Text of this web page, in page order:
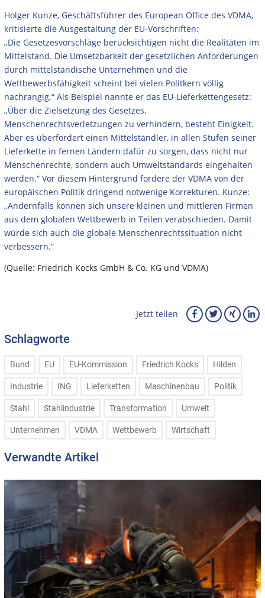
Holger Kunze, Geschäftsführer des European Office des VDMA,
kritisierte die Ausgestaltung der EU-Vorschriften:
„Die Gesetzesvorschläge berücksichtigen nicht die Realitäten im
Mittelstand. Die Umsetzbarkeit der gesetzlichen Anforderungen
durch mittelständische Unternehmen und die
Wettbewerbsfähigkeit scheint bei vielen Politkern völlig
nachrangig.“ Als Beispiel nannte er das EU-Lieferkettengesetz:
„Über die Zielsetzung des Gesetzes,
Menschenrechtsverletzungen zu verhindern, besteht Einigkeit.
Aber es überfordert einen Mittelständler, in allen Stufen seiner
Lieferkette in fernen Ländern dafür zu sorgen, dass nicht nur
Menschenrechte, sondern auch Umweltstandards eingehalten
werden.“ Vor diesem Hintergrund fordere der VDMA von der
europäischen Politik dringend notwenige Korrekturen. Kunze:
„Andernfalls können sich unsere kleinen und mittleren Firmen
aus dem globalen Wettbewerb in Teilen verabschieden. Damit
würde sich auch die globale Menschenrechtssituation nicht
verbessern.“
(Quelle: Friedrich Kocks GmbH & Co. KG und VDMA)
Jetzt teilen
Schlagworte
Bund EU EU-Kommission Friedrich Kocks Hilden
Industrie ING Lieferketten Maschinenbau Politik
Stahl Stahlindustrie Transformation Umwelt
Unternehmen VDMA Wettbewerb Wirtschaft
Verwandte Artikel